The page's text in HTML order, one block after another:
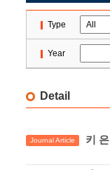
Type
Year
Detail
Journal Article 키